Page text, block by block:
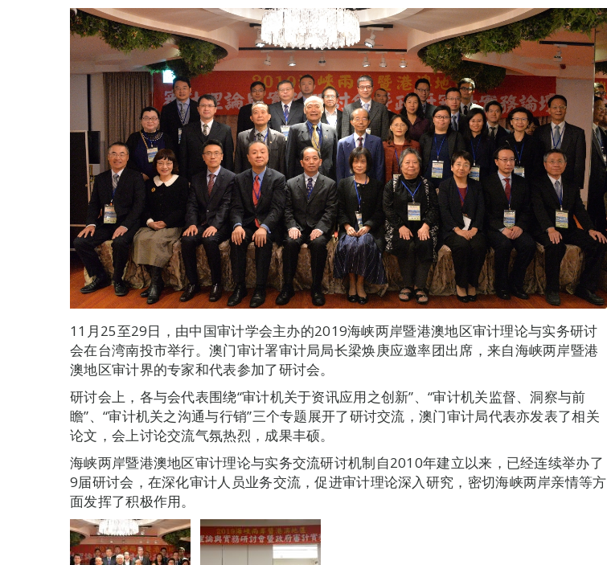
11月25至29日，由中国审计学会主办的2019海峡两岸暨港澳地区审计理论与实务研讨
会在台湾南投市举行。澳门审计署审计局局长梁焕庚应邀率团出席，来自海峡两岸暨港
澳地区审计界的专家和代表参加了研讨会。
研讨会上，各与会代表围绕“审计机关于资讯应用之创新”、“审计机关监督、洞察与前
瞻”、“审计机关之沟通与行销”三个专题展开了研讨交流，澳门审计局代表亦发表了相关
论文，会上讨论交流气氛热烈，成果丰硕。
海峡两岸暨港澳地区审计理论与实务交流研讨机制自2010年建立以来，已经连续举办了
9届研讨会，在深化审计人员业务交流，促进审计理论深入研究，密切海峡两岸亲情等方
面发挥了积极作用。